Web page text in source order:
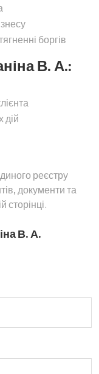
боргів
В. А.:
дій
реєстру
документи та
сторінці.
В. А.